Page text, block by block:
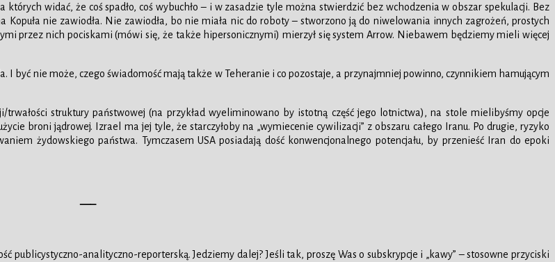
widać, że coś spadło, coś wybuchło – i w zasadzie tyle można stwierdzić bez wchodzenia w obszar spekulacji. Bez
nie zawiodła. Nie zawiodła, bo nie miała nic do roboty – stworzono ją do niwelowania innych zagrożeń, prostych
przez nich pociskami (mówi się, że także hipersonicznymi) mierzył się system Arrow. Niebawem będziemy mieli więcej
być nie może, czego świadomość mają także w Teheranie i co pozostaje, a przynajmniej powinno, czynnikiem hamującym
struktury państwowej (na przykład wyeliminowano by istotną część jego lotnictwa), na stole mielibyśmy opcje
broni jądrowej. Izrael ma jej tyle, że starczyłoby na „wymiecenie cywilizacji” z obszaru całego Iranu. Po drugie, ryzyko
żydowskiego państwa. Tymczasem USA posiadają dość konwencjonalnego potencjału, by przenieść Iran do epoki
—–
publicystyczno-analityczno-reporterską. Jedziemy dalej? Jeśli tak, proszę Was o subskrypcje i „kawy” – stosowne przyciski